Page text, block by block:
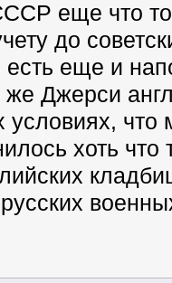
еще что то
до
есть еще и
же Джерси
условиях,
хоть что